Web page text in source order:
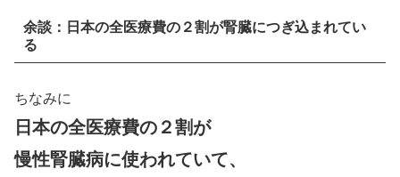
余談：日本の全医療費の２割が腎臓につぎ込まれてい
る
ちなみに
日本の全医療費の２割が
慢性腎臓病に使われていて、